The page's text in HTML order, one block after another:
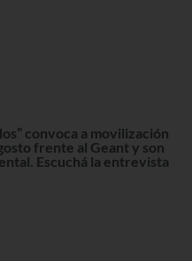
convoca a movilización
frente al Geant y son
Escuchá la entrevista